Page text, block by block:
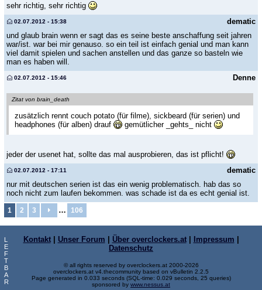
sehr richtig, sehr richtig
dematic
02.07.2012 - 15:38
und glaub brain wenn er sagt das es seine beste anschaffung seit jahren
war/ist. war bei mir genauso. so ein teil ist einfach genial und man kann
viel damit spielen und sachen anstellen und das ganze so basteln wie
man es haben will.
Denne
02.07.2012 - 15:46
Zitat von brain_death
zusätzlich rennt couch potato (für filme), sickbeard (für serien) und
headphones (für alben) drauf
gemütlicher _gehts_ nicht
jeder der usenet hat, sollte das mal ausprobieren, das ist pflicht!
dematic
02.07.2012 - 17:11
nur mit deutschen serien ist das ein wenig problematisch. hab das so
noch nicht zum laufen bekommen. was schade ist da es echt genial ist.
1 2 3 … 106
L
E
F
T
B
A
R
Kontakt| Unser Forum | Über overclockers.at| Impressum |
Datenschutz
© all rights reserved by overclockers.at 2000-2026
overclockers.at v4.thecommunity based on vBulletin 2.2.5
Page generated in 0.033 seconds (SQL-time: 0.029 seconds, 25 queries)
sponsored by www.nessus.at